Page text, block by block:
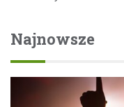
Najnowsze